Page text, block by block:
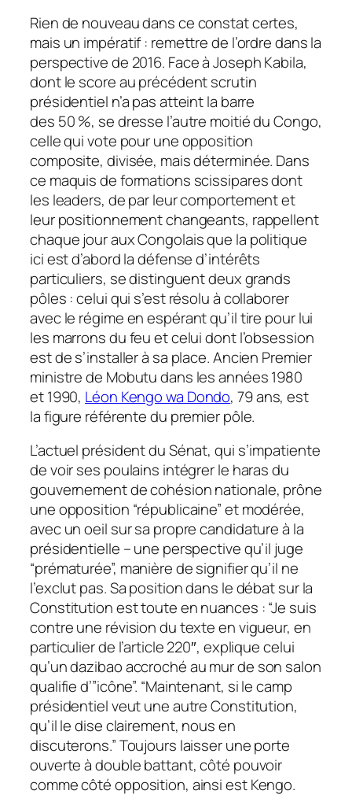
Rien de nouveau dans ce constat certes,
mais un impératif : remettre de l’ordre dans la
perspective de 2016. Face à Joseph Kabila,
dont le score au précédent scrutin
présidentiel n’a pas atteint la barre
des 50 %, se dresse l’autre moitié du Congo,
celle qui vote pour une opposition
composite, divisée, mais déterminée. Dans
ce maquis de formations scissipares dont
les leaders, de par leur comportement et
leur positionnement changeants, rappellent
chaque jour aux Congolais que la politique
ici est d’abord la défense d’intérêts
particuliers, se distinguent deux grands
pôles : celui qui s’est résolu à collaborer
avec le régime en espérant qu’il tire pour lui
les marrons du feu et celui dont l’obsession
est de s’installer à sa place. Ancien Premier
ministre de Mobutu dans les années 1980
et 1990, Léon Kengo wa Dondo, 79 ans, est
la figure référente du premier pôle.
L’actuel président du Sénat, qui s’impatiente
de voir ses poulains intégrer le haras du
gouvernement de cohésion nationale, prône
une opposition “républicaine” et modérée,
avec un oeil sur sa propre candidature à la
présidentielle – une perspective qu’il juge
“prématurée”, manière de signifier qu’il ne
l’exclut pas. Sa position dans le débat sur la
Constitution est toute en nuances : “Je suis
contre une révision du texte en vigueur, en
particulier de l’article 220″, explique celui
qu’un dazibao accroché au mur de son salon
qualifie d’”icône”. “Maintenant, si le camp
présidentiel veut une autre Constitution,
qu’il le dise clairement, nous en
discuterons.” Toujours laisser une porte
ouverte à double battant, côté pouvoir
comme côté opposition, ainsi est Kengo.